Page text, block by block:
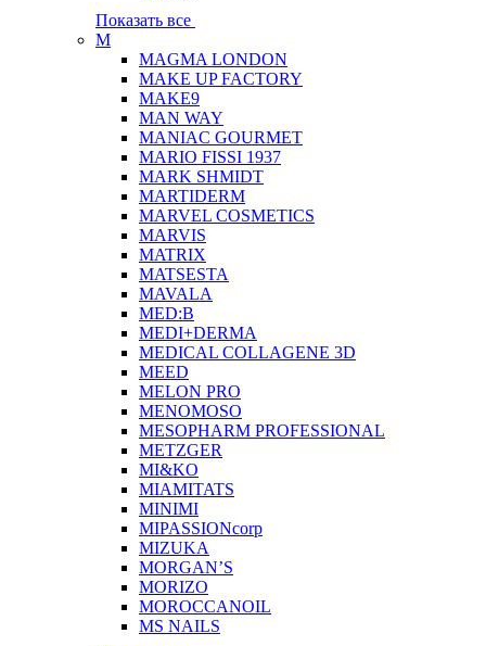
Показать все
M
MAGMA LONDON
MAKE UP FACTORY
MAKE9
MAN WAY
MANIAC GOURMET
MARIO FISSI 1937
MARK SHMIDT
MARTIDERM
MARVEL COSMETICS
MARVIS
MATRIX
MATSESTA
MAVALA
MED:B
MEDI+DERMA
MEDICAL COLLAGENE 3D
MEED
MELON PRO
MENOMOSO
MESOPHARM PROFESSIONAL
METZGER
MI&KO
MIAMITATS
MINIMI
MIPASSIONcorp
MIZUKA
MORGAN’S
MORIZO
MOROCCANOIL
MS NAILS